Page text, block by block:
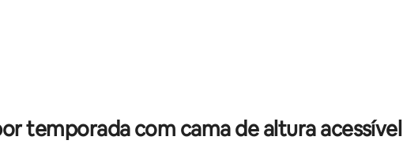
avaliações
temporada com cama de altura acessível